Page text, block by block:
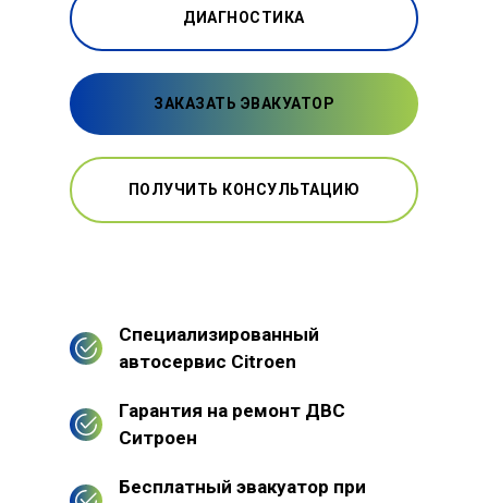
ДИАГНОСТИКА
ЗАКАЗАТЬ ЭВАКУАТОР
ПОЛУЧИТЬ КОНСУЛЬТАЦИЮ
Специализированный
автосервис Citroen
Гарантия на ремонт ДВС
Ситроен
Бесплатный эвакуатор при